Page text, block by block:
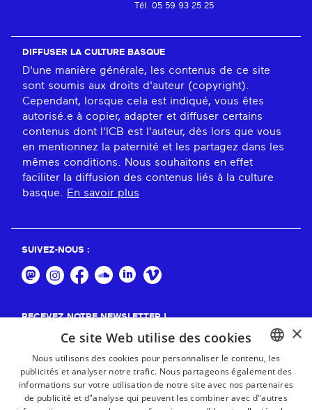
Tél. 05 59 93 25 25
DIFFUSER LA CULTURE BASQUE
D'une manière générale, les contenus de ce site
sont soumis aux droits d'auteur (copyright).
Cependant, lorsque cela est indiqué, vous êtes
autorisé.e à copier, adapter et diffuser certains
contenus dont l'ICB est l'auteur, dès lors que vous
en mentionnez la paternité et les partagez dans les
mêmes conditions. Nous souhaitons en effet
faciliter la diffusion des contenus liés à la culture
basque.
En savoir plus
SUIVEZ-NOUS :
RECEVEZ NOTRE NEWSLETTER !
BASQUE
FRENCH
×
Ce site Web utilise des cookies
Nous utilisons des cookies pour personnaliser le contenu, les
publicités et analyser notre trafic. Nous partageons également des
informations sur votre utilisation de notre site avec nos partenaires
de publicité et d"analyse qui peuvent les combiner avec d"autres